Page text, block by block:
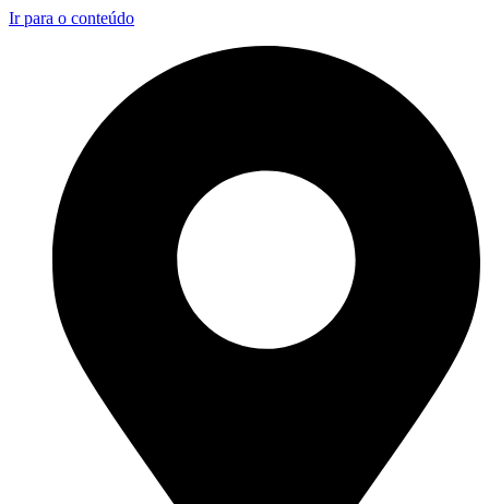
Ir para o conteúdo